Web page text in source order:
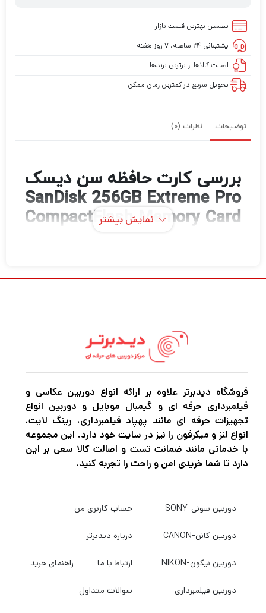
تضمین بهترین قیمت بازار
پشتیبانی ۲۴ ساعته، ۷ روز هفته
اصالت کالاها از برترین برندها
تحویل سریع در کمترین زمان ممکن
توضیحات نظرات (0)
بررسی کارت حافظه سن دیسک
SanDisk 256GB Extreme Pro
CompactFlash Memory Card
کارت حافظه 256 گیگابایتی Extreme Pro
نوشتن اطلاعات تا 150 مگابایت بر ثانیه است.
پشتیبانی از ویدیوهای فول اچ دی و 4K طراحی
شده است زیرا دارای گواهینامه VPG-65 است.
VPG-65 (ضمانت عملکرد ویدیویی) سرعت
نوشتن داده های پایدار 65 مگابایت بر ثانیه را
ارائه می دهد که جریان روان داده ها را تضمین
می کند و جریان های ویدیویی را واضح و تمیز نگه
هر دو فرمت فایل RAW و JPEG سازگار است و
مجهز به پوشش سیلیکونی RTV و برچسب قابل
نمایش بیشتر
فروشگاه دیدبرتر علاوه بر ارائه انواع دوربین عکاسی و
فیلمبرداری حرفه ای و گیمبال موبایل و دوربین انواع
تجهیزات حرفه ای مانند پهپاد فیلمبرداری، رینگ لایت،
انواع لنز و میکرفون را نیز در سایت خود دارد. این مجموعه
با خدماتی مانند ضمانت تست و اصالت کالا سعی بر این
دارد تا شما خریدی امن و راحت را تجربه کنید.
دوربین سونی-SONY
دوربین کانن-CANON
دوربین نیکون-NIKON
دوربین فیلمبرداری
حساب کاربری من
درباره دیدبرتر
ارتباط با ما راهنمای خرید
سوالات متداول